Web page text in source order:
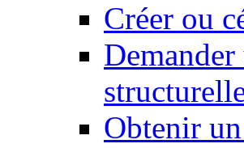
Créer ou
Obtenir